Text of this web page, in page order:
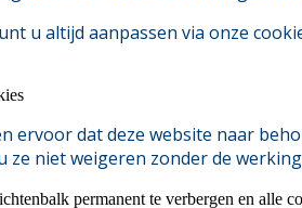
u altijd aanpassen via onze
ervoor dat deze website naar
ze niet weigeren zonder de
permanent te verbergen en alle